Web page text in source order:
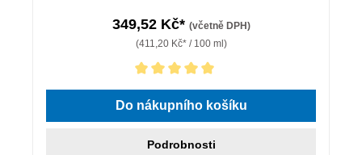
349,52 Kč* (včetně DPH)
(411,20 Kč* / 100 ml)
Průměrné hodnocení 5 z 5 hvězd
Do nákupního košíku
Podrobnosti